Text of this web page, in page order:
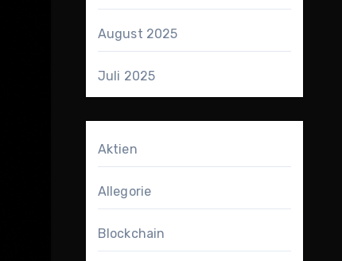
August 2025
Juli 2025
Aktien
Allegorie
Blockchain